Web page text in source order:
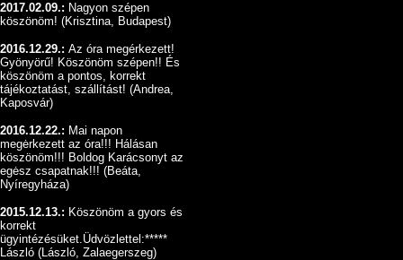
2017.02.09.: Nagyon szépen
köszönöm! (Krisztina, Budapest)
2016.12.29.: Az óra megérkezett!
Gyönyörű! Köszönöm szépen!! És
köszönöm a pontos, korrekt
tájékoztatást, szállítást! (Andrea,
Kaposvár)
2016.12.22.: Mai napon
megėrkezett az óra!!! Hálásan
köszönöm!!! Boldog Karácsonyt az
egėsz csapatnak!!! (Beáta,
Nyíregyháza)
2015.12.13.: Köszönöm a gyors és
korrekt
ügyintézésüket.Üdvözlettel:*****
László (László, Zalaegerszeg)